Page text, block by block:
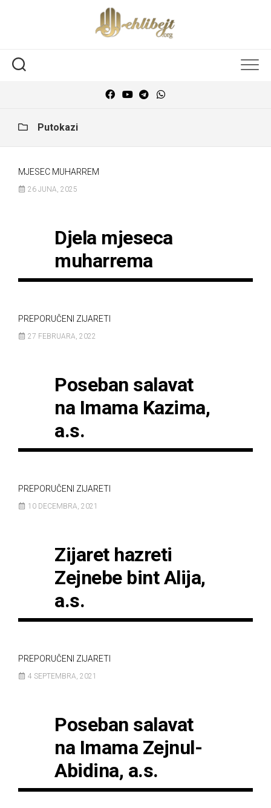
Putokazi
MJESEC MUHARREM
26 JUNA, 2025
Djela mjeseca
muharrema
PREPORUČENI ZIJARETI
27 FEBRUARA, 2022
Poseban salavat
na Imama Kazima,
a.s.
PREPORUČENI ZIJARETI
10 DECEMBRA, 2021
Zijaret hazreti
Zejnebe bint Alija,
a.s.
PREPORUČENI ZIJARETI
4 SEPTEMBRA, 2021
Poseban salavat
na Imama Zejnul-
Abidina, a.s.